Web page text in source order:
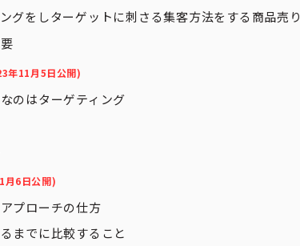
グをしターゲットに刺さる集客方法をする商品売り
年11月5日公開)
のはターゲティング
月6日公開)
プローチの仕方
までに比較すること